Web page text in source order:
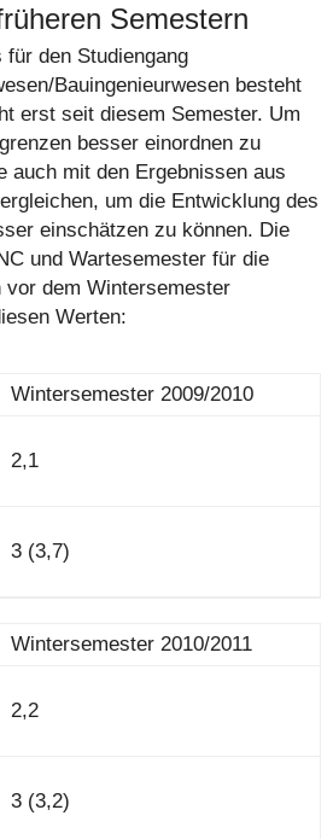
Semestern
den Studiengang
Bauingenieurwesen besteht
erst seit diesem Semester. Um
besser einordnen zu
auch mit den Ergebnissen aus
um die Entwicklung des
einschätzen zu können. Die
und Wartesemester für die
vor dem Wintersemester
Werten:
Wintersemester 2009/2010
2,1
3 (3,7)
Wintersemester 2010/2011
2,2
3 (3,2)